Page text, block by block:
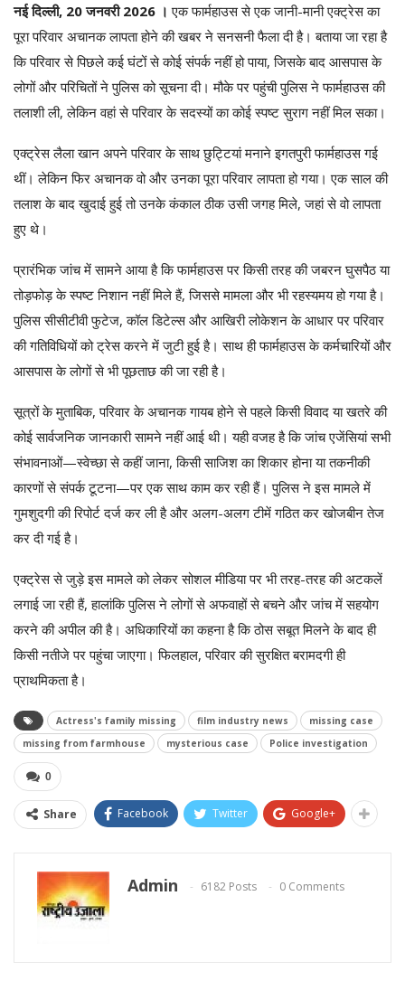
नई दिल्ली, 20 जनवरी 2026 ।एक फार्महाउस से एक जानी-मानी एक्ट्रेस का
पूरा परिवार अचानक लापता होने की खबर ने सनसनी फैला दी है। बताया जा रहा है
कि परिवार से पिछले कई घंटों से कोई संपर्क नहीं हो पाया, जिसके बाद आसपास के
लोगों और परिचितों ने पुलिस को सूचना दी। मौके पर पहुंची पुलिस ने फार्महाउस की
तलाशी ली, लेकिन वहां से परिवार के सदस्यों का कोई स्पष्ट सुराग नहीं मिल सका।
एक्ट्रेस लैला खान अपने परिवार के साथ छुट्टियां मनाने इगतपुरी फार्महाउस गई
थीं। लेकिन फिर अचानक वो और उनका पूरा परिवार लापता हो गया। एक साल की
तलाश के बाद खुदाई हुई तो उनके कंकाल ठीक उसी जगह मिले, जहां से वो लापता
हुए थे।
प्रारंभिक जांच में सामने आया है कि फार्महाउस पर किसी तरह की जबरन घुसपैठ या
तोड़फोड़ के स्पष्ट निशान नहीं मिले हैं, जिससे मामला और भी रहस्यमय हो गया है।
पुलिस सीसीटीवी फुटेज, कॉल डिटेल्स और आखिरी लोकेशन के आधार पर परिवार
की गतिविधियों को ट्रेस करने में जुटी हुई है। साथ ही फार्महाउस के कर्मचारियों और
आसपास के लोगों से भी पूछताछ की जा रही है।
सूत्रों के मुताबिक, परिवार के अचानक गायब होने से पहले किसी विवाद या खतरे की
कोई सार्वजनिक जानकारी सामने नहीं आई थी। यही वजह है कि जांच एजेंसियां सभी
संभावनाओं—स्वेच्छा से कहीं जाना, किसी साजिश का शिकार होना या तकनीकी
कारणों से संपर्क टूटना—पर एक साथ काम कर रही हैं। पुलिस ने इस मामले में
गुमशुदगी की रिपोर्ट दर्ज कर ली है और अलग-अलग टीमें गठित कर खोजबीन तेज
कर दी गई है।
एक्ट्रेस से जुड़े इस मामले को लेकर सोशल मीडिया पर भी तरह-तरह की अटकलें
लगाई जा रही हैं, हालांकि पुलिस ने लोगों से अफवाहों से बचने और जांच में सहयोग
करने की अपील की है। अधिकारियों का कहना है कि ठोस सबूत मिलने के बाद ही
किसी नतीजे पर पहुंचा जाएगा। फिलहाल, परिवार की सुरक्षित बरामदगी ही
प्राथमिकता है।
Actress's family missing film industry news
missing case
missing from farmhouse
mysterious case Police investigation
0
Share Facebook Twitter Google+
Admin 6182 Posts 0 Comments